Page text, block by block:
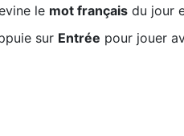
le mot françaisdu jour
sur Entrée pour jouer